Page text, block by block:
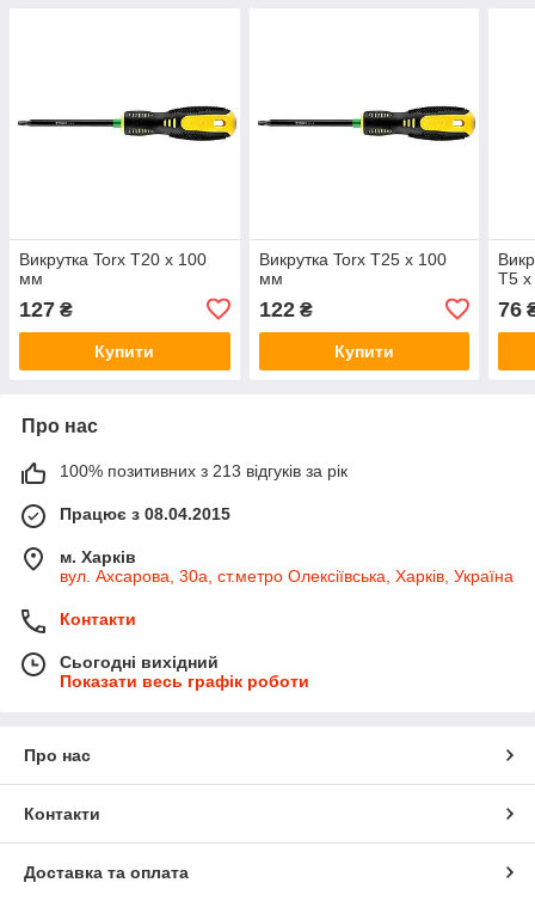
Викрутка Torx T20 x 100
мм
127 ₴
Купити
Викрутка Torx T25 x 100
мм
122₴
Купити
T5
76
Про нас
100% позитивних з 213 відгуків за рік
Працює з 08.04.2015
м. Харків
вул. Ахсарова, 30а, ст.метро Олексіївська, Харків, Україна
Контакти
Сьогодні вихідний
Показати весь графік роботи
Про нас
Контакти
Доставка та оплата